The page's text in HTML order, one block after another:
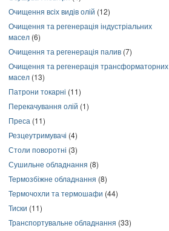
Очищення всіх видів олій (12)
Очищення та регенерація індустріальних
масел (6)
Очищення та регенерація палив (7)
Очищення та регенерація трансформаторних
масел (13)
Патрони токарні (11)
Перекачування олій (1)
Преса (11)
Резцеутримувачі (4)
Столи поворотні (3)
Сушильне обладнання (8)
Термозбіжне обладнання (8)
Термочохли та термошафи (44)
Тиски (11)
Транспортувальне обладнання (33)